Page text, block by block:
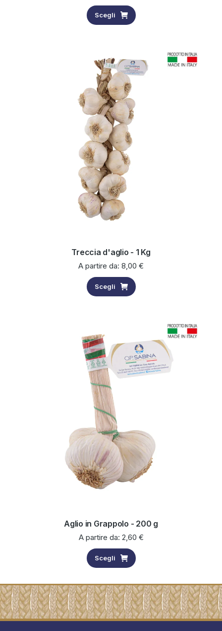
Scegli
Treccia d'aglio - 1 Kg
A partire da: 8,00 €
Scegli
Aglio in Grappolo - 200 g
A partire da: 2,60 €
Scegli